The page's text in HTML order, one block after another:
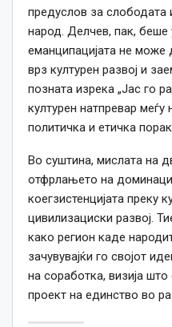
предуслов за слободата
народ. Делчев, пак,
еманципацијата не може
врз културен развој и
позната изрека „Јас го
културен натпревар
политичка и етичка
Во суштина, мислата на
отфрлањето на
коегзистенцијата преку
цивилизациски развој.
како регион каде
зачувувајќи го својот
на соработка, визија
проект на единство во